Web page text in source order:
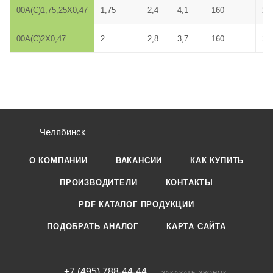
00A(C)1,75,25X0,47 1,75 2,4 4,1 160
00A(C)2X0,47 2 2,8 3,7 160
Челябинск
О КОМПАНИИ ВАКАНСИИ КАК КУПИТЬ
ПРОИЗВОДИТЕЛИ КОНТАКТЫ
PDF КАТАЛОГ ПРОДУКЦИИ
ПОДОБРАТЬ АНАЛОГ КАРТА САЙТА